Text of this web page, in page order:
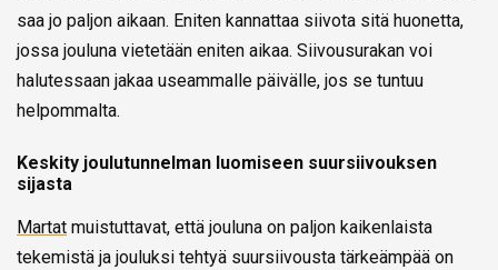
saa jo paljon aikaan. Eniten kannattaa siivota sitä huonetta,
jossa jouluna vietetään eniten aikaa. Siivousurakan voi
halutessaan jakaa useammalle päivälle, jos se tuntuu
helpommalta.
Keskity joulutunnelman luomiseen suursiivouksen
sijasta
Martat muistuttavat, että jouluna on paljon kaikenlaista
tekemistä ja jouluksi tehtyä suursiivousta tärkeämpää on